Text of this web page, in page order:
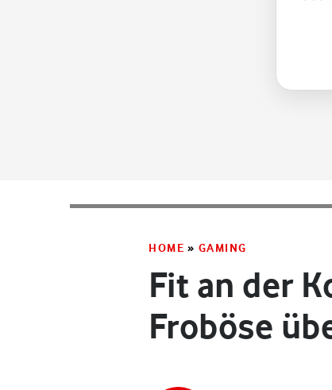
HOME » GAMING
Fit an der
Froböse